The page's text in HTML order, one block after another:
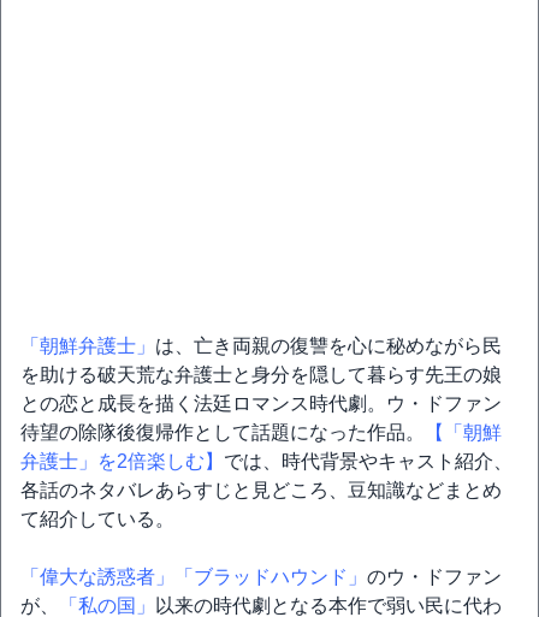
「朝鮮弁護士」 は、亡き両親の復讐を心に秘めながら民
を助ける破天荒な弁護士と身分を隠して暮らす先王の娘
との恋と成長を描く法廷ロマンス時代劇。ウ・ドファン
待望の除隊後復帰作として話題になった作品。
【「朝鮮
弁護士」を2倍楽しむ】 では、時代背景やキャスト紹介、
各話のネタバレあらすじと見どころ、豆知識などまとめ
て紹介している。
「偉大な誘惑者」 「ブラッドハウンド」 のウ・ドファン
が、
「私の国」
以来の時代劇となる本作で弱い民に代わ